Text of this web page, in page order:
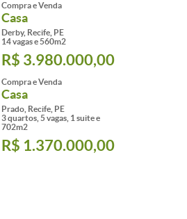
Compra e Venda
Casa
Derby, Recife, PE
14 vagas e 560m2
R$ 3.980.000,00
Compra e Venda
Casa
Prado, Recife, PE
3 quartos, 5 vagas, 1 suite e
702m2
R$ 1.370.000,00